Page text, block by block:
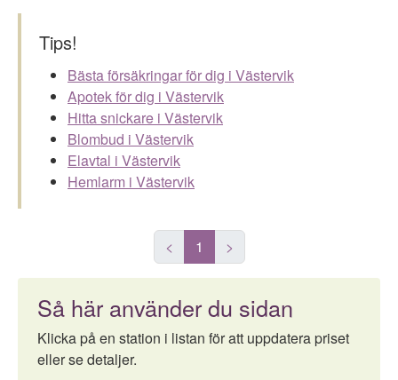
Tips!
Bästa försäkringar för dig i Västervik
Apotek för dig i Västervik
Hitta snickare i Västervik
Blombud i Västervik
Elavtal i Västervik
Hemlarm i Västervik
< 1 >
Så här använder du sidan
Klicka på en station i listan för att uppdatera priset
eller se detaljer.